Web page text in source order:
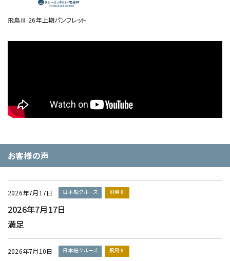
飛鳥Ⅲ 26年上期パンフレット
お客様の声
2026年7月17日 日本船クルーズ 飛鳥Ⅲ
2026年7月17日
満足
2026年7月10日 日本船クルーズ 飛鳥Ⅲ